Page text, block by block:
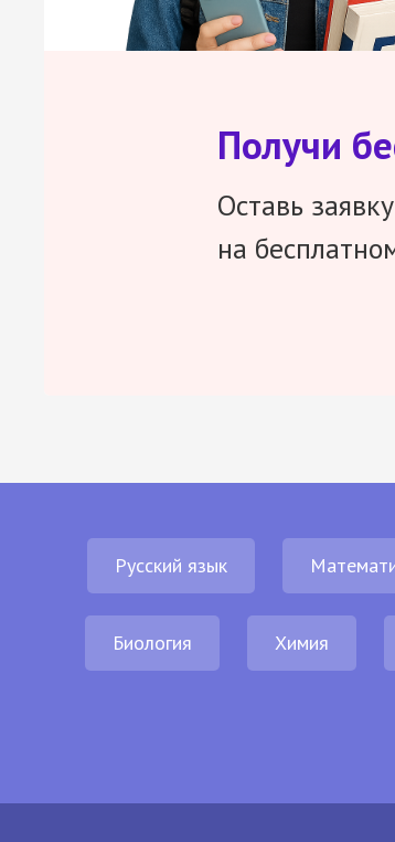
Получи
Оставь
на
Русский язык
Биология Химия